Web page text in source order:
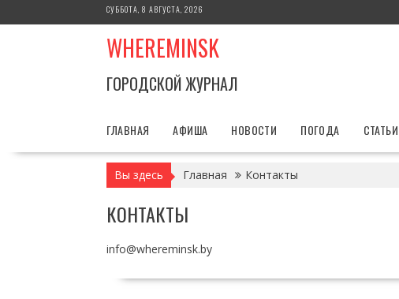
к
СУББОТА, 8 АВГУСТА, 2026
WHEREMINSK
ГОРОДСКОЙ ЖУРНАЛ
ГЛАВНАЯ АФИША НОВОСТИ ПОГОДА СТАТЬИ
Вы здесь Главная Контакты
КОНТАКТЫ
info@whereminsk.by